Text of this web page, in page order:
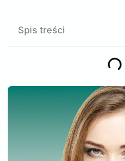
Spis treści